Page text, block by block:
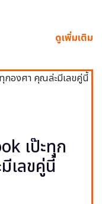
ดูเพิ่มเติม
เป๊ะทุก
เลขคู่นี้